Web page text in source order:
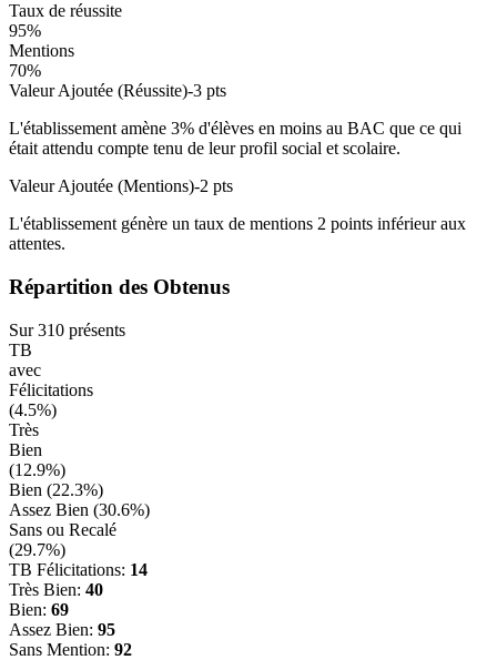
Taux de réussite
95%
Mentions
70%
Valeur Ajoutée (Réussite)-3 pts
L'établissement amène 3% d'élèves en moins au BAC que ce qui
était attendu compte tenu de leur profil social et scolaire.
Valeur Ajoutée (Mentions)-2 pts
L'établissement génère un taux de mentions 2 points inférieuraux
attentes.
Répartition des Obtenus
Sur310 présents
TB
avec
Félicitations
(4.5%)
Très
Bien
(12.9%)
Bien (22.3%)
Assez Bien (30.6%)
Sans ou Recalé
(29.7%)
TB Félicitations: 14
Très Bien: 40
Bien: 69
Assez Bien: 95
Sans Mention: 92